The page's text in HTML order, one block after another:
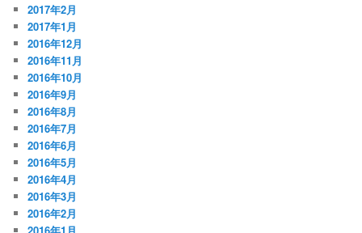
2017年2月
2017年1月
2016年12月
2016年11月
2016年10月
2016年9月
2016年8月
2016年7月
2016年6月
2016年5月
2016年4月
2016年3月
2016年2月